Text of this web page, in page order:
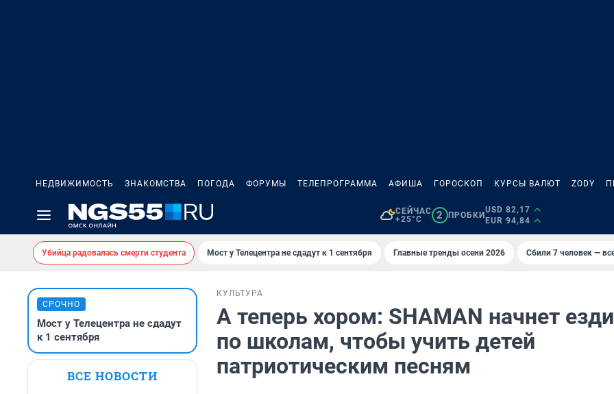
НЕДВИЖИМОСТЬ ЗНАКОМСТВА ПОГОДА ФОРУМЫ ТЕЛЕПРОГРАММА АФИША ГОРОСКОП КУРСЫ ВАЛЮТ ZODY
СЕЙЧАС
+25°C
2 ПРОБКИ
USD 82,17
EUR 94,84
Убийца радовалась смерти студента Мост у Телецентра не сдадут к 1 сентября Главные тренды осени 2026 Сбили 7 человек —
СРОЧНО
Мост у Телецентра не сдадут
к 1 сентября
ВСЕ НОВОСТИ
КУЛЬТУРА
А теперь хором: SHAMAN начнет
по школам, чтобы учить детей
патриотическим песням